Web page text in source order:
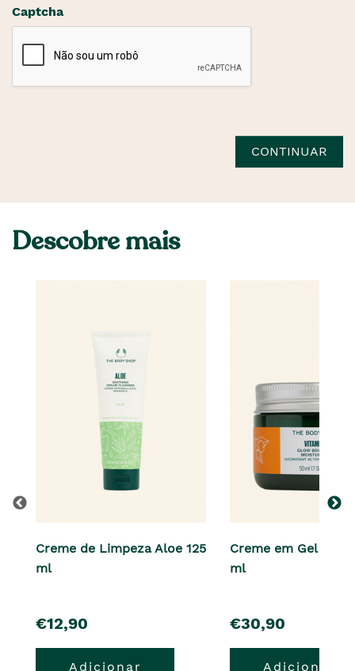
Captcha
CONTINUAR
Descobre mais
Creme de Limpeza Aloe 125
ml
pre�o
€12,90
Adicionar
Creme em Gel
ml
pre�o
€30,90
Adicionar